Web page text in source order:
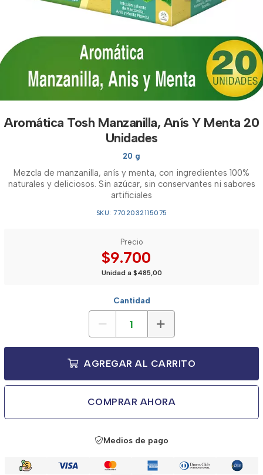
Aromática Tosh Manzanilla, Anís Y Menta 20
Unidades
20 g
Mezcla de manzanilla, anís y menta, con ingredientes 100%
naturales y deliciosos. Sin azúcar, sin conservantes ni sabores
artificiales
SKU: 7702032115075
Precio
$9.700
Unidad a $485,00
Cantidad
AGREGAR AL CARRITO
COMPRAR AHORA
Medios de pago